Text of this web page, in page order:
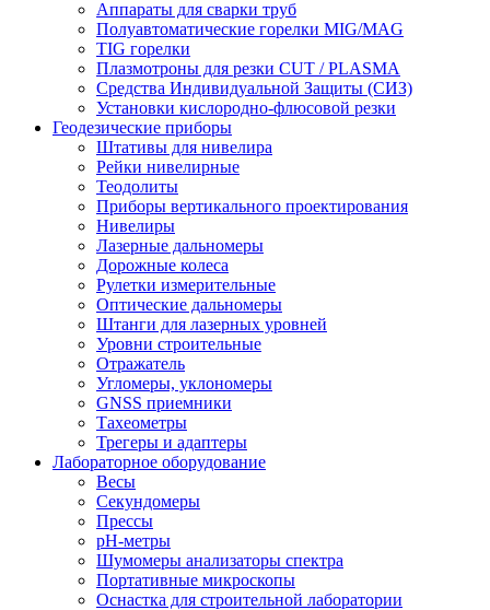
Аппараты для сварки труб
Полуавтоматические горелки MIG/MAG
TIG горелки
Плазмотроны для резки CUT / PLASMA
Средства Индивидуальной Защиты (СИЗ)
Установки кислородно-флюсовой резки
Геодезические приборы
Штативы для нивелира
Рейки нивелирные
Теодолиты
Приборы вертикального проектирования
Нивелиры
Лазерные дальномеры
Дорожные колеса
Рулетки измерительные
Оптические дальномеры
Штанги для лазерных уровней
Уровни строительные
Отражатель
Угломеры, уклономеры
GNSS приемники
Тахеометры
Трегеры и адаптеры
Лабораторное оборудование
Весы
Секундомеры
Прессы
pH-метры
Шумомеры анализаторы спектра
Портативные микроскопы
Оснастка для строительной лаборатории